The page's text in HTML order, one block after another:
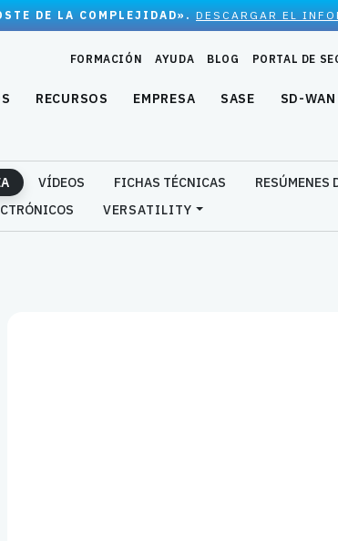
DE LA COMPLEJIDAD». DESCARGAR EL
FORMACIÓN AYUDA BLOG PORTAL DE
RECURSOS EMPRESA SASE SD-WAN
VÍDEOS FICHAS TÉCNICAS
RESÚMENES
VERSATILITY